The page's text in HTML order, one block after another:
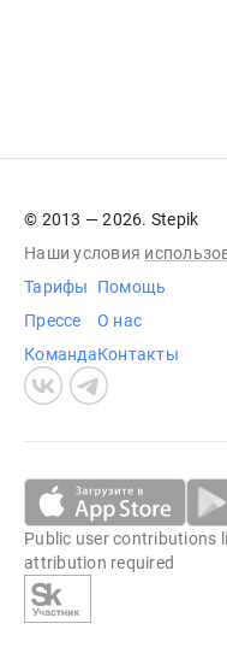
© 2013 — 2026. Stepik
Наши условия
Тарифы
Прессе
Команда
Помощь
О нас
Контакты
Public user contributions
attribution required